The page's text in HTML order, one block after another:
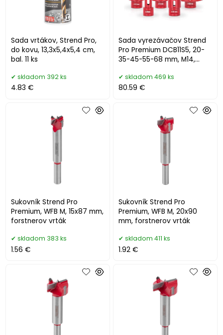
Sada vrtákov, Strend Pro,
do kovu, 13,3x5,4x5,4 cm,
bal. 11 ks
skladom 392 ks
4.83 €
Sada vyrezávačov Strend
Pro Premium DCB11S5, 20-
35-45-55-68 mm, M14,
professional
skladom 469 ks
80.59 €
Sukovník Strend Pro
Premium, WFB M, 15x87 mm,
forstnerov vrták
skladom 383 ks
1.56 €
Sukovník Strend Pro
Premium, WFB M, 20x90
mm, forstnerov vrták
skladom 411 ks
1.92 €